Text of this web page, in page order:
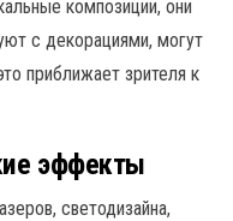
композиции, они
с декорациями, могут
приближает зрителя к
эффекты
светодизайна,